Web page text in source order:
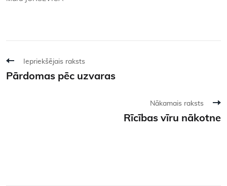
Iepriekšējais raksts
Pārdomas pēc uzvaras
Nākamais raksts
Rīcības vīru nākotne